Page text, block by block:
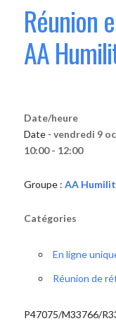
Réunion
AA
Date/heure
Date - vendredi 9
10:00 - 12:00
Groupe : AA
Catégories
En ligne
Réunion de
P47075/M33766/